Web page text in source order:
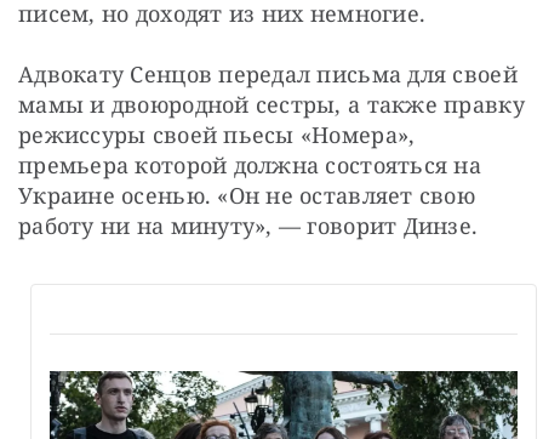
писем, но доходят из них немногие.
Адвокату Сенцов передал письма для своей
мамы и двоюродной сестры, а также правку
режиссуры своей пьесы «Номера»,
премьера которой должна состояться на
Украине осенью. «Он не оставляет свою
работу ни на минуту», — говорит Динзе.